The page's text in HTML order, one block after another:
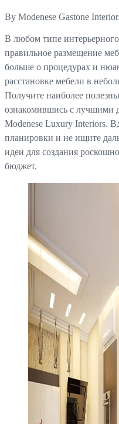
By Modenese Gastone
В любом типе
правильное размещение
больше о процедурах и
расстановке мебели в
Получите наиболее
ознакомившись с лучшими
Modenese Luxury Interiors.
планировки и не ищите
идеи для создания
бюджет.